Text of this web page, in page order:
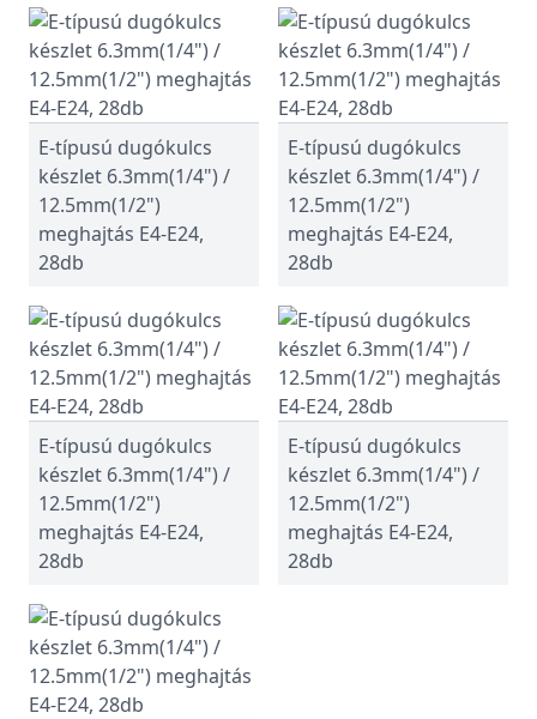
E-típusú dugókulcs
készlet 6.3mm(1/4") /
12.5mm(1/2")
meghajtás E4-E24,
28db
E-típusú dugókulcs
készlet 6.3mm(1/4") /
12.5mm(1/2")
meghajtás E4-E24,
28db
E-típusú dugókulcs
készlet 6.3mm(1/4") /
12.5mm(1/2")
meghajtás E4-E24,
28db
E-típusú dugókulcs
készlet 6.3mm(1/4") /
12.5mm(1/2")
meghajtás E4-E24,
28db